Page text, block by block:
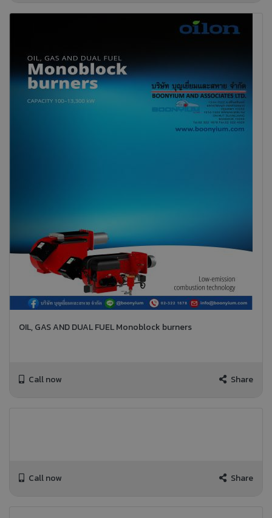
OIL, GAS AND DUAL FUEL Monoblock burners
Call now Share
Call now Share